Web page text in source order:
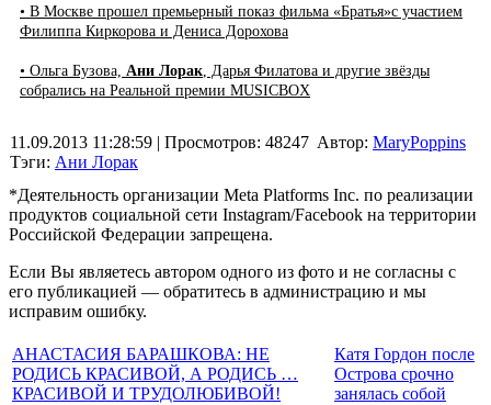
• В Москве прошел премьерный показ фильма «Братья»с участием
Филиппа Киркорова и Дениса Дорохова
• Ольга Бузова, Ани Лорак , Дарья Филатова и другие звёзды
собрались на Реальной премии MUSICBOX
11.09.2013 11:28:59 | Просмотров: 48247
Тэги: Ани Лорак
Автор: MaryPoppins
*Деятельность организации Meta Platforms Inc. по реализации
продуктов социальной сети Instagram/Facebook на территории
Российской Федерации запрещена.
Если Вы являетесь автором одного из фото и не согласны с
его публикацией — обратитесь в администрацию и мы
исправим ошибку.
АНАСТАСИЯ БАРАШКОВА: НЕ
РОДИСЬ КРАСИВОЙ, А РОДИСЬ …
КРАСИВОЙ И ТРУДОЛЮБИВОЙ!
Катя Гордон после
Острова срочно
занялась собой